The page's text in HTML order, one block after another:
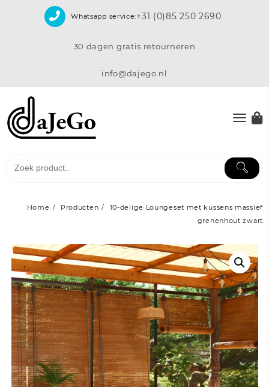
Whatsapp service:+31 (0)85 250 2690
30 dagen gratis retourneren
info@dajego.nl
Home Producten
10-delige Loungeset met kussens massief
grenenhout zwart